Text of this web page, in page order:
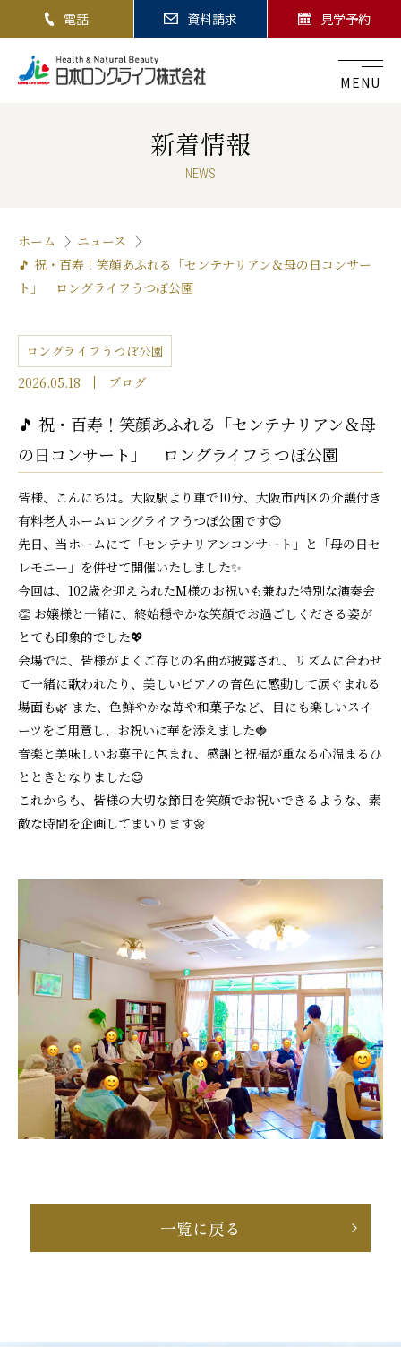
電話 資料請求 見学予約
MENU
新着情報
NEWS
ホーム
ニュース
🎵 祝・百寿！笑顔あふれる「センテナリアン＆母の日コンサー
ト」 ロングライフうつぼ公園
ロングライフうつぼ公園
2026.05.18
ブログ
🎵 祝・百寿！笑顔あふれる「センテナリアン＆母
の日コンサート」 ロングライフうつぼ公園
皆様、こんにちは。大阪駅より車で10分、大阪市西区の介護付き
有料老人ホームロングライフうつぼ公園です😊
先日、当ホームにて「センテナリアンコンサート」と「母の日セ
レモニー」を併せて開催いたしました✨
今回は、102歳を迎えられたM様のお祝いも兼ねた特別な演奏会
👏 お嬢様と一緒に、終始穏やかな笑顔でお過ごしくださる姿が
とても印象的でした💖
会場では、皆様がよくご存じの名曲が披露され、リズムに合わせ
て一緒に歌われたり、美しいピアノの音色に感動して涙ぐまれる
場面も🌿 また、色鮮やかな苺や和菓子など、目にも楽しいスイ
ーツをご用意し、お祝いに華を添えました🍓
音楽と美味しいお菓子に包まれ、感謝と祝福が重なる心温まるひ
とときとなりました😊
これからも、皆様の大切な節目を笑顔でお祝いできるような、素
敵な時間を企画してまいります🌼
一覧に戻る